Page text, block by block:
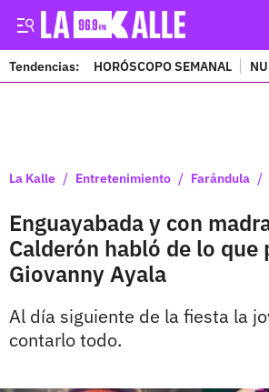
Tendencias: HORÓSCOPO SEMANAL
La Kalle / Entretenimiento / Farándula /
Enguayabada y con
Calderón habló de lo que
Giovanny Ayala
Al día siguiente de la fiesta la
contarlo todo.